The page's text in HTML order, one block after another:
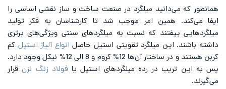
همانطور که می‌دانید میلگرد در صنعت ساخت و ساز نقشی اساسی را
ایفا می‌کند. همین امر موجب شد تا کارشناسان به فکر تولید
میلگردهایی بیفتند که نسبت به میلگردهای سنتی ویژگی‌های برتری
داشته باشند. این میلگرد تقویتی استیل حاصل انواع آلیاژ استیل کم
کربن هستند و در ساختار آن‌ها 12% کروم و 8 الی 12% نیکل وجود دارد.
پس به این تریب در رده میلگردهای استیل یافولاد زنگ نزنقرار
می‌گیرند.